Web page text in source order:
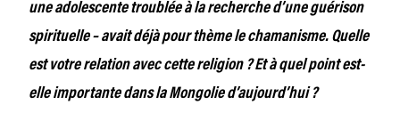
une adolescente troublée à la recherche d’une guérison
spirituelle – avait déjà pour thème le chamanisme. Quelle
est votre relation avec cette religion ? Et à quel point est-
elle importante dans la Mongolie d’aujourd’hui ?